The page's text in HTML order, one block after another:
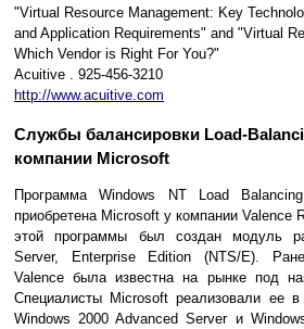
"Virtual Resource Management: Key
and Application Requirements" and "Virtual
Which Vendor is Right For You?"
Acuitive . 925-456-3210
http://www.acuitive.com
Службы балансировки Load-
компании Microsoft
Программа Windows NT Load
приобретена Microsoft у компании Valence
этой программы был создан модуль
Server, Enterprise Edition (NTS/E).
Valence была известна на рынке под
Специалисты Microsoft реализовали ее в
Windows 2000 Advanced Server и